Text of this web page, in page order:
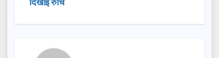
k
दिखाई रुचि